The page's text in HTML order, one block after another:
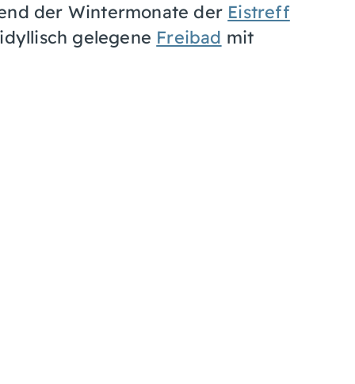
der Wintermonate der Eistreff
gelegene Freibad mit